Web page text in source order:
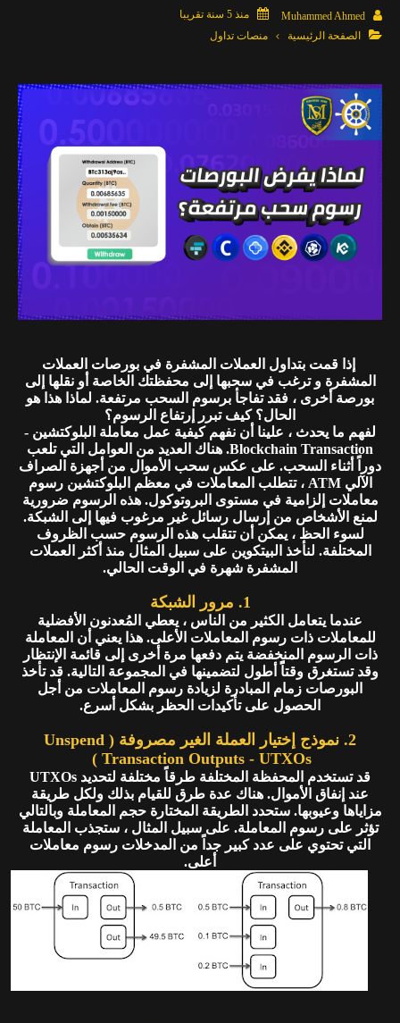

Muhammed Ahmed

منذ 5 سنة تقريبا

الصفحة الرئيسية منصات تداول
إذا قمت بتداول العملات المشفرة في بورصات العملات
المشفرة و ترغب في سحبها إلى محفظتك الخاصة أو نقلها إلى
بورصة أخرى ، فقد تفاجأ برسوم السحب مرتفعة. لماذا هذا هو
الحال؟ كيف تبرر إرتفاع الرسوم؟
لفهم ما يحدث ، علينا أن نفهم كيفية عمل معاملة البلوكتشين -
Blockchain Transaction. هناك العديد من العوامل التي تلعب
دوراً أثناء السحب. على عكس سحب الأموال من أجهزة الصراف
الآلي ATM ، تتطلب المعاملات في معظم البلوكتشين رسوم
معاملات إلزامية في مستوى البروتوكول. هذه الرسوم ضرورية
لمنع الأشخاص من إرسال رسائل غير مرغوب فيها إلى الشبكة.
لسوء الحظ ، يمكن أن تتقلب هذه الرسوم حسب الظروف
المختلفة. لنأخذ البيتكوين على سبيل المثال منذ أكثر العملات
المشفرة شهرة في الوقت الحالي.
1. مرور الشبكة
عندما يتعامل الكثير من الناس ، يعطي المُعدنون الأفضلية
للمعاملات ذات رسوم المعاملات الأعلى. هذا يعني أن المعاملة
ذات الرسوم المنخفضة يتم دفعها مرة أخرى إلى قائمة الإنتظار
وقد تستغرق وقتاًً أطول لتضمينها في المجموعة التالية. قد تأخذ
البورصات زمام المبادرة لزيادة رسوم المعاملات من أجل
الحصول على تأكيدات الحظر بشكل أسرع.
2. نموذج إختيار العملة الغير مصروفة ( Unspend
Transaction Outputs - UTXOs )
قد تستخدم المحفظة المختلفة طرقاً مختلفة لتحديد UTXOs
عند إنفاق الأموال. هناك عدة طرق للقيام بذلك ولكل طريقة
مزاياها وعيوبها. ستحدد الطريقة المختارة حجم المعاملة وبالتالي
تؤثر على رسوم المعاملة. على سبيل المثال ، ستجذب المعاملة
التي تحتوي على عدد كبير جداً من المدخلات رسوم معاملات
أعلى.